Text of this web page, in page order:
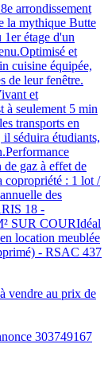
arrondissement
la mythique Butte
étage d'un
et
cuisine équipée,
de leur fenêtre.
et
à seulement 5 min
transports en
séduira étudiants,
gaz à effet de
copropriété : 1 lot /
des
18 -
SUR COURIdéal
location meublée
- RSAC 437